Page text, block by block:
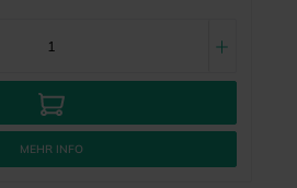
MEHR INFO